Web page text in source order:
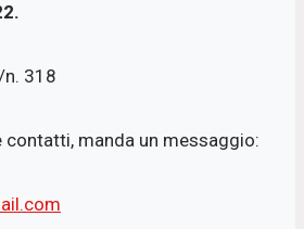
n. 318
contatti, manda un messaggio: